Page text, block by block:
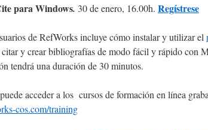
para Windows. 30 de enero, 16.00h. Regístrese
de RefWorks incluye cómo instalar y utilizar el
y crear bibliografías de modo fácil y rápido con
tendrá una duración de 30 minutos.
acceder a los cursos de formación en línea
cos.com/training